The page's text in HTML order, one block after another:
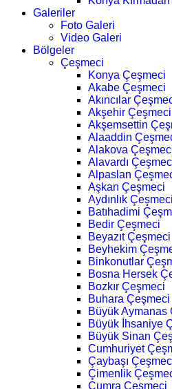
Galeriler
Foto Galeri
Video Galeri
Bölgeler
Çeşmeci
Konya Çeşmeci
Akabe Çeşmeci
Akıncılar
Akşehir Çeşmeci
Akşemsettin
Alaaddin
Alakova
Alavardı
Alpaslan
Aşkan Çeşmeci
Aydınlık Çeşmeci
Batıhadimi
Bedir Çeşmeci
Beyazıt Çeşmeci
Beyhekim
Binkonutlar
Bosna Hersek
Bozkır Çeşmeci
Buhara Çeşmeci
Büyük Aymanas
Büyük İhsaniye
Büyük Sinan
Cumhuriyet
Çaybaşı
Çimenlik
Çumra Çeşmeci